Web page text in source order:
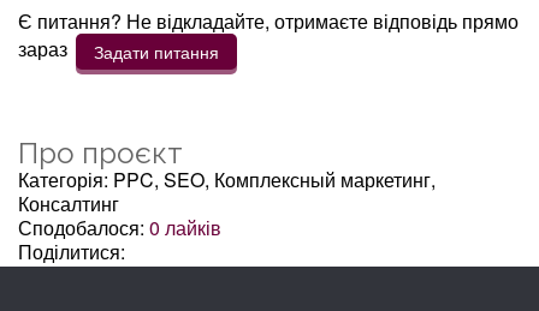
Є питання? Не відкладайте, отримаєте відповідь прямо
зараз
Задати питання
Про проєкт
Категорія: PPC, SEO, Комплексный маркетинг,
Консалтинг
Сподобалося: 0 лайків
Поділитися: